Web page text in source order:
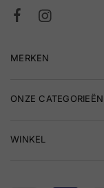
MERKEN
ONZE CATEGORIEËN
WINKEL